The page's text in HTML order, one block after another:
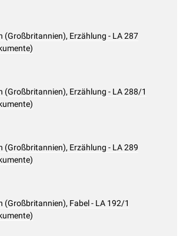
(Großbritannien), Erzählung - LA 287
(Großbritannien), Erzählung - LA 288/1
(Großbritannien), Erzählung - LA 289
(Großbritannien), Fabel - LA 192/1